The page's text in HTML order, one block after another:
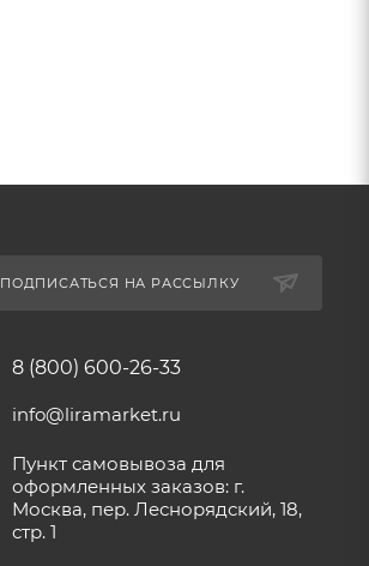
ПОДПИСАТЬСЯ НА РАССЫЛКУ
8 (800) 600-26-33
info@liramarket.ru
Пункт самовывоза для
оформленных заказов: г.
Москва, пер. Леснорядский, 18,
стр. 1